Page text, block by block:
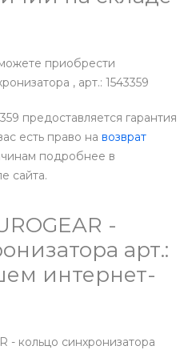
приобрести
, арт.: 1543359
предоставляется гарантия
есть право на возврат
подробнее в
сайта.
-
арт.:
интернет-
- кольцо синхронизатора